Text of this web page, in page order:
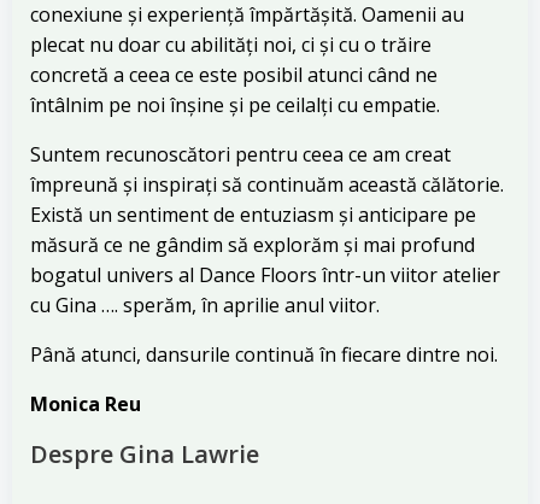
conexiune și experiență împărtășită. Oamenii au
plecat nu doar cu abilități noi, ci și cu o trăire
concretă a ceea ce este posibil atunci când ne
întâlnim pe noi înșine și pe ceilalți cu empatie.
Suntem recunoscători pentru ceea ce am creat
împreună și inspirați să continuăm această călătorie.
Există un sentiment de entuziasm și anticipare pe
măsură ce ne gândim să explorăm și mai profund
bogatul univers al Dance Floors într-un viitor atelier
cu Gina …. sperăm, în aprilie anul viitor.
Până atunci, dansurile continuă în fiecare dintre noi.
Monica Reu
Despre Gina Lawrie